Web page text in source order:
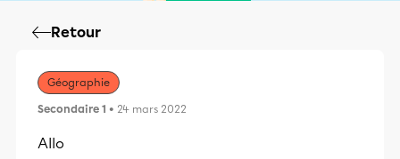
Retour
Géographie
Secondaire 1 • 24 mars 2022
Allo